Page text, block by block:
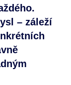
– záleží